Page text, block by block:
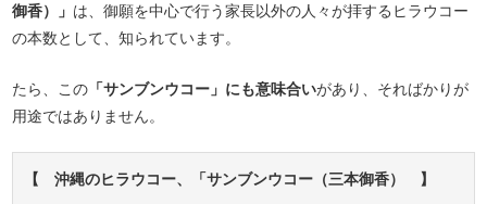
御香）」 は、御願を中心で行う家長以外の人々が拝するヒラウコー
の本数として、知られています。
たら、この 「サンブンウコー」にも意味合いがあり、そればかりが
用途ではありません。
【 沖縄のヒラウコー、「サンブンウコー（三本御香） 】